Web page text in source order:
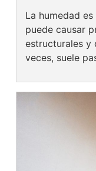
La humedad
puede causar
estructurales y
veces, suele